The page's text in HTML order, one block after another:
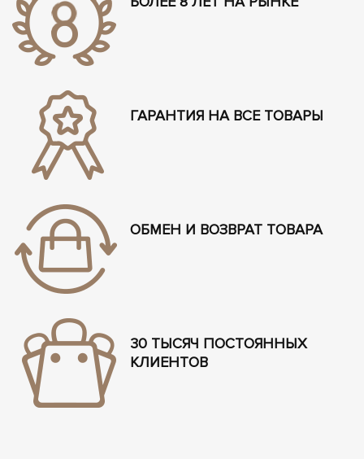
ГАРАНТИЯ НА ВСЕ ТОВАРЫ
ОБМЕН И ВОЗВРАТ ТОВАРА
30 ТЫСЯЧ ПОСТОЯННЫХ
КЛИЕНТОВ